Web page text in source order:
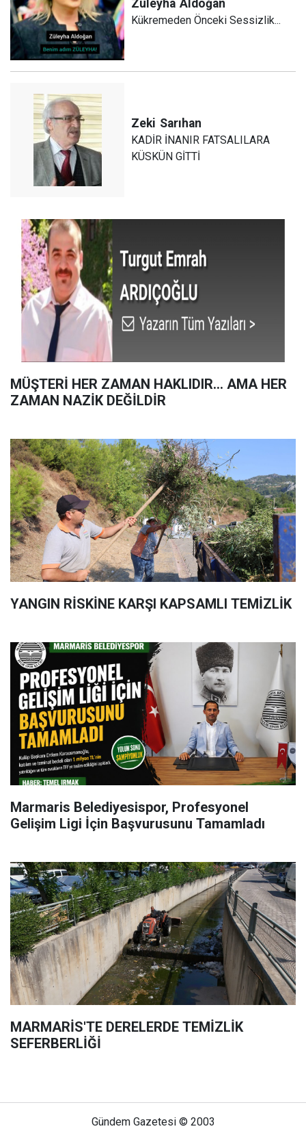
Züleyha Aldoğan
Kükremeden Önceki Sessizlik...
Zeki Sarıhan
KADİR İNANIR FATSALILARA
KÜSKÜN GİTTİ
MÜŞTERİ HER ZAMAN HAKLIDIR… AMA HER
ZAMAN NAZİK DEĞİLDİR
YANGIN RİSKİNE KARŞI KAPSAMLI TEMİZLİK
Marmaris Belediyesispor, Profesyonel
Gelişim Ligi İçin Başvurusunu Tamamladı
MARMARİS'TE DERELERDE TEMİZLİK
SEFERBERLİĞİ
Gündem Gazetesi © 2003